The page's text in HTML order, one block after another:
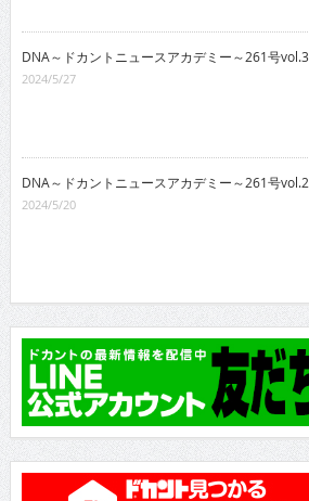
DNA～ドカントニュースアカデミー～261号vol.3
2024/5/27
DNA～ドカントニュースアカデミー～261号vol.2
2024/5/20